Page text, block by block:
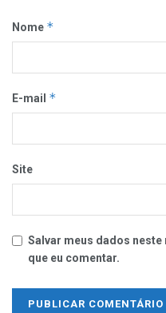
Nome *
E-mail *
Site
Salvar meus dados neste
que eu comentar.